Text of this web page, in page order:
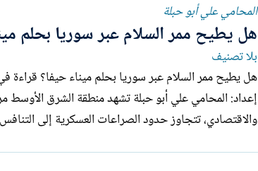
المحامي علي أبو حبلة
هل يطيح ممر السلام عبر سوريا بحلم
بلا تصنيف
هل يطيح ممر
إعداد: المحامي علي أبو حبلة تشهد
والاقتصادي، تتجاوز حدود الصراعات العسكرية إلى